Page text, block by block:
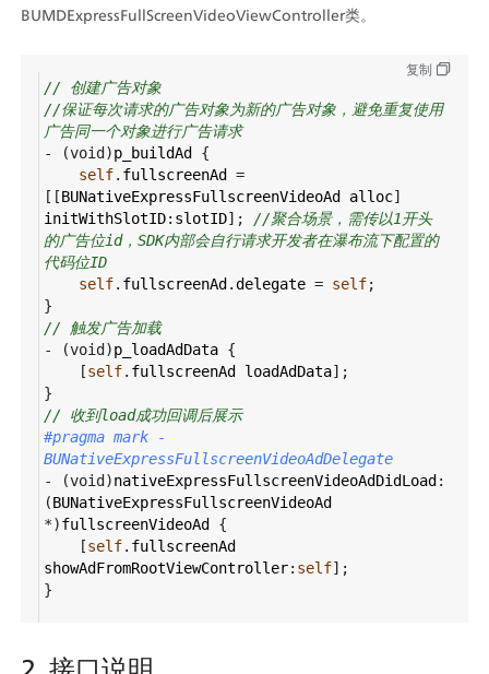
BUMDExpressFullScreenVideoViewController类。
复制
// 创建广告对象
//保证每次请求的广告对象为新的广告对象，避免重复使用
广告同一个对象进行广告请求
-
(void )p_buildAd
{
self. fullscreenAd
=
[[BUNativeExpressFullscreenVideoAd alloc
initWithSlotID: slotID]; //聚合场景，需传以1开头
的广告位id，SDK内部会自行请求开发者在瀑布流下配置的
代码位ID
self. fullscreenAd .delegate = self;
}
// 触发广告加载
-
(void )p_loadAdData {
[self. fullscreenAd loadAdData];
}
// 收到load成功回调后展示
#pragma mark -
BUNativeExpressFullscreenVideoAdDelegate
-
(void )nativeExpressFullscreenVideoAdDidLoad :
(BUNativeExpressFullscreenVideoAd
*)fullscreenVideoAd
{
[self. fullscreenAd
showAdFromRootViewController: self];
}